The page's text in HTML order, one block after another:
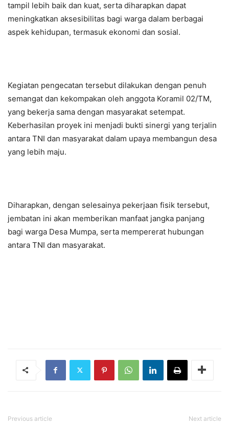
tampil lebih baik dan kuat, serta diharapkan dapat
meningkatkan aksesibilitas bagi warga dalam berbagai
aspek kehidupan, termasuk ekonomi dan sosial.
Kegiatan pengecatan tersebut dilakukan dengan penuh
semangat dan kekompakan oleh anggota Koramil 02/TM,
yang bekerja sama dengan masyarakat setempat.
Keberhasilan proyek ini menjadi bukti sinergi yang terjalin
antara TNI dan masyarakat dalam upaya membangun desa
yang lebih maju.
Diharapkan, dengan selesainya pekerjaan fisik tersebut,
jembatan ini akan memberikan manfaat jangka panjang
bagi warga Desa Mumpa, serta mempererat hubungan
antara TNI dan masyarakat.
Previous article Next article